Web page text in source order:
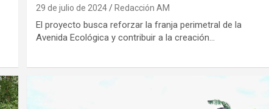
29 de julio de 2024 Redacción AM
El proyecto busca reforzar la franja perimetral de la
Avenida Ecológica y contribuir a la creación…